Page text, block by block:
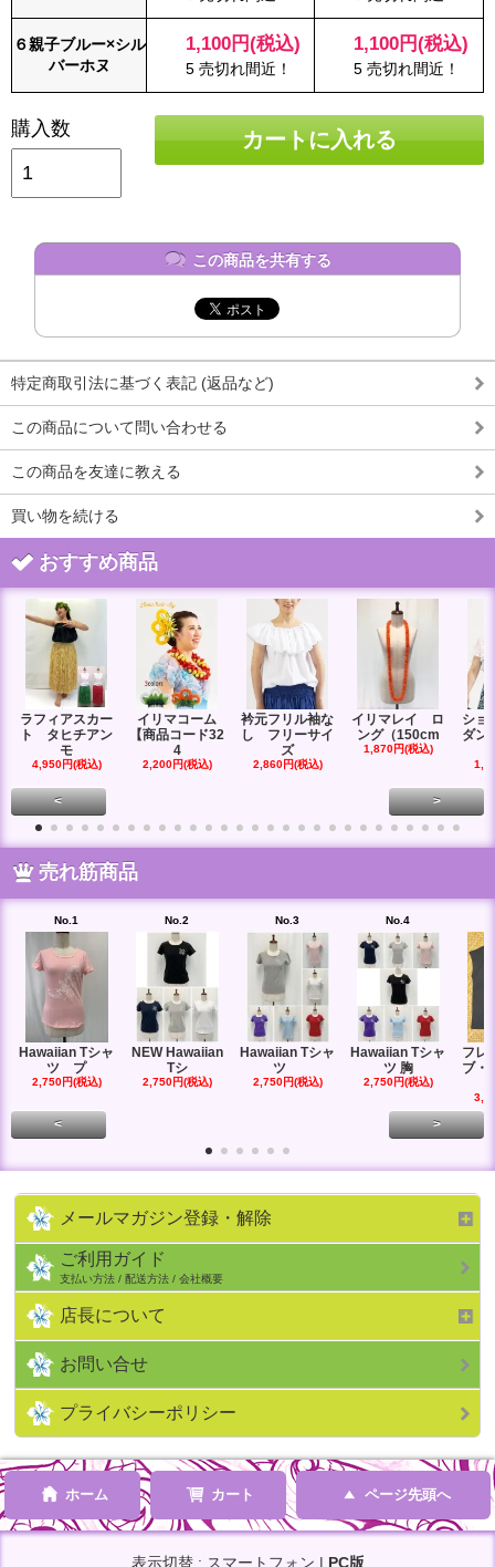
６親子ブルー×シル
バーホヌ
1,100円(税込)
5 売切れ間近！
1,100円(税込)
5 売切れ間近！
購入数 カートに入れる
この商品を共有する
特定商取引法に基づく表記 (返品など)
この商品について問い合わせる
この商品を友達に教える
買い物を続ける
おすすめ商品
ラフィアスカー
ト タヒチアン
モ
4,950円(税込)
イリマコーム
【商品コード32
4
2,200円(税込)
衿元フリル袖な
し フリーサイ
ズ
2,860円(税込)
イリマレイ ロ
ング（150cm
1,870円(税込)
ショ
ダン
< >
売れ筋商品
No.1
Hawaiian Tシャ
ツ プ
2,750円(税込)
No.2
NEW Hawaiian
Tシ
2,750円(税込)
No.3
Hawaiian Tシャ
ツ
2,750円(税込)
No.4
Hawaiian Tシャ
ツ 胸
2,750円(税込)
フレ
ブ・
< >
メールマガジン登録・解除
ご利用ガイド
支払い方法 / 配送方法 / 会社概要
店長について
お問い合せ
プライバシーポリシー
ホーム カート ページ先頭へ
表示切替 : スマートフォン | PC版